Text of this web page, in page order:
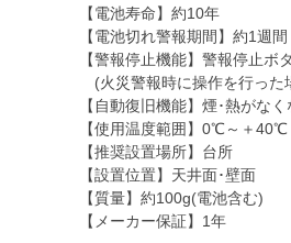
【電池寿命】約10年
【電池切れ警報期間】約1週間
【警報停止機能】警報停止ボ
(火災警報時に操作を行った
【自動復旧機能】煙･熱がな
【使用温度範囲】0℃～＋40℃
【推奨設置場所】台所
【設置位置】天井面･壁面
【質量】約100g(電池含む)
【メーカー保証】1年